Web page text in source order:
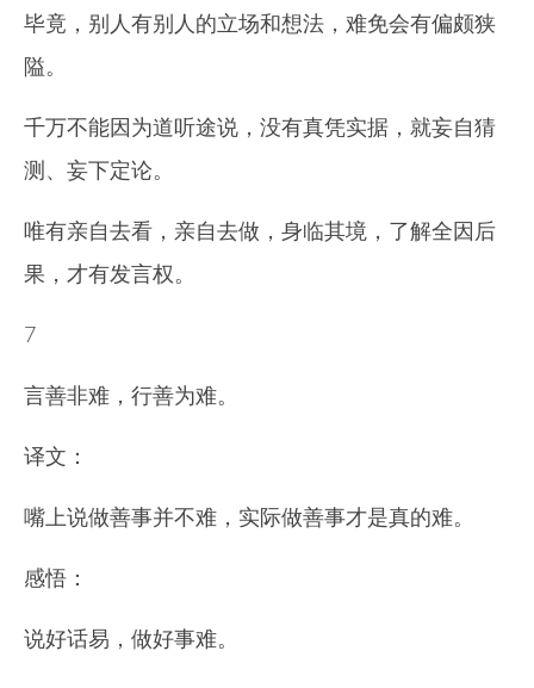
毕竟，别人有别人的立场和想法，难免会有偏颇狭
隘。
千万不能因为道听途说，没有真凭实据，就妄自猜
测、妄下定论。
唯有亲自去看，亲自去做，身临其境，了解全因后
果，才有发言权。
7
言善非难，行善为难。
译文：
嘴上说做善事并不难，实际做善事才是真的难。
感悟：
说好话易，做好事难。